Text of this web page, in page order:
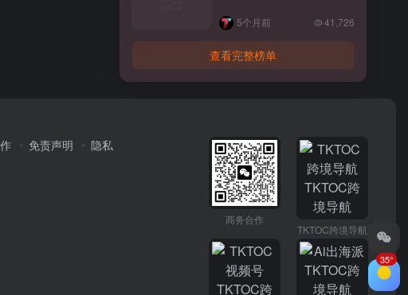
5个月前 41,726
查看完整榜单
免责声明
隐私
商务合作
TKTOC跨境导航
35°